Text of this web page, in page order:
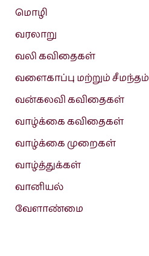
மொழி
வரலாறு
வலி கவிதைகள்
வளைகாப்பு மற்றும் சீமந்தம்
வன்கலவி கவிதைகள்
வாழ்க்கை கவிதைகள்
வாழ்க்கை முறைகள்
வாழ்த்துக்கள்
வானியல்
வேளாண்மை